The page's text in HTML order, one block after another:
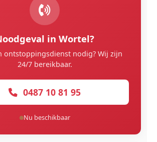
in Wortel?
ontstoppingsdienst nodig? Wij zijn
24/7 bereikbaar.
0487 10 81 95
Nu beschikbaar